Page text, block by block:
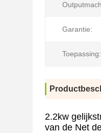
Garantie:
Toepassing:
2.2kw
van de Net